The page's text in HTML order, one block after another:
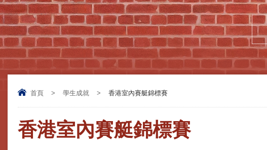
首頁 > 學生成就 > 香港室內賽艇錦標賽
香港室內賽艇錦標賽